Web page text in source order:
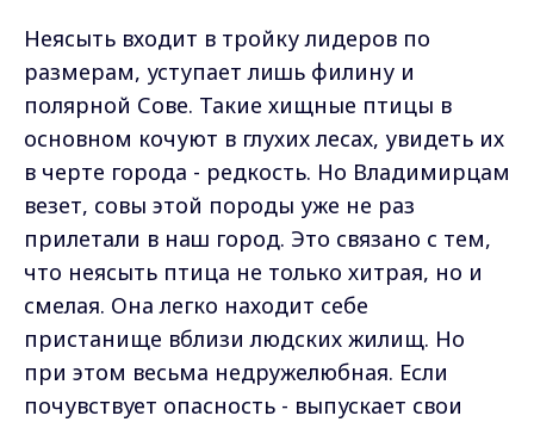
Неясыть входит в тройку лидеров по
размерам, уступает лишь филину и
полярной Сове. Такие хищные птицы в
основном кочуют в глухих лесах, увидеть их
в черте города - редкость. Но Владимирцам
везет, совы этой породы уже не раз
прилетали в наш город. Это связано с тем,
что неясыть птица не только хитрая, но и
смелая. Она легко находит себе
пристанище вблизи людских жилищ. Но
при этом весьма недружелюбная. Если
почувствует опасность - выпускает свои